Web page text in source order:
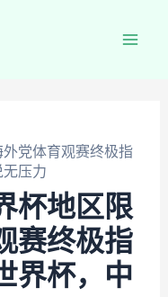
党体育观赛终极指
压力
杯地区限
赛终极指
界杯，中